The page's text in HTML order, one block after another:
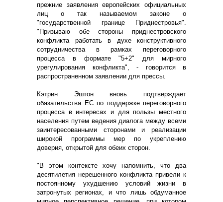
прежние заявления европейских официальных
лиц о так называемом законе о
"государственной границе Приднестровья".
"Призываю обе стороны приднестровского
конфликта работать в духе конструктивного
сотрудничества в рамках переговорного
процесса в формате "5+2" для мирного
урегулирования конфликта", - говорится в
распространенном заявлении для прессы.
Кэтрин Эштон вновь подтверждает
обязательства ЕС по поддержке переговорного
процесса в интересах и для пользы местного
населения путем ведения диалога между всеми
заинтересованными сторонами и реализации
широкой программы мер по укреплению
доверия, открытой для обеих сторон.
"В этом контексте хочу напомнить, что два
десятилетия нерешенного конфликта привели к
постоянному ухудшению условий жизни в
затронутых регионах, и что лишь обдуманное